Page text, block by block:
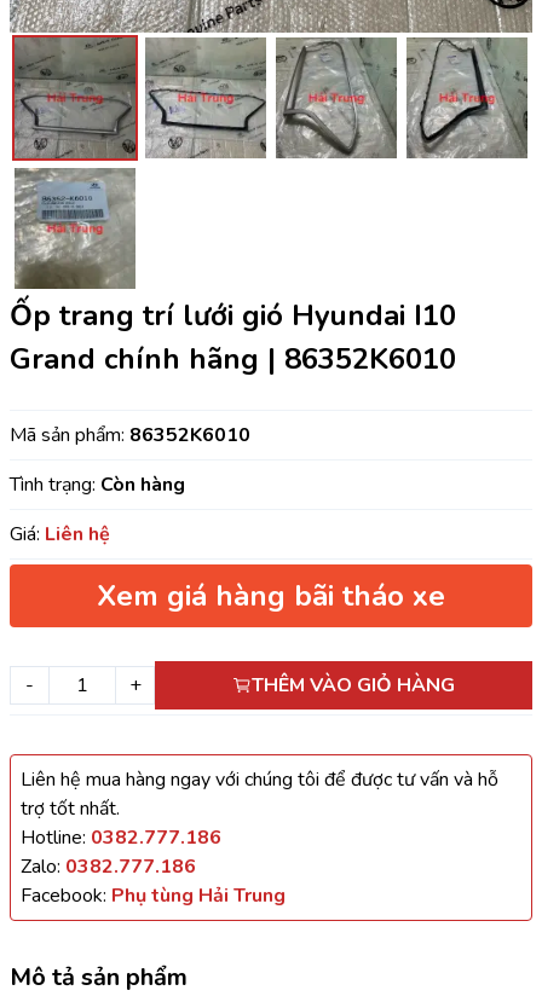
Ốp trang trí lưới gió Hyundai I10
Grand chính hãng | 86352K6010
Mã sản phẩm: 86352K6010
Tình trạng: Còn hàng
Giá: Liên hệ
Xem giá hàng bãi tháo xe
- + THÊM VÀO GIỎ HÀNG
Liên hệ mua hàng ngay với chúng tôi để được tư vấn và hỗ
trợ tốt nhất.
Hotline: 0382.777.186
Zalo: 0382.777.186
Facebook: Phụ tùng Hải Trung
Mô tả sản phẩm